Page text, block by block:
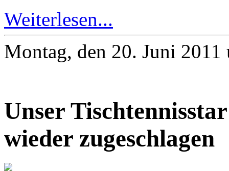
Weiterlesen...
Montag, den 20. Juni
Unser
wieder zugeschlagen